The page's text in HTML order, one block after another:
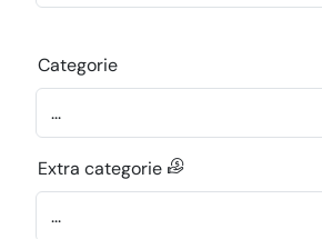
Categorie
Extra categorie